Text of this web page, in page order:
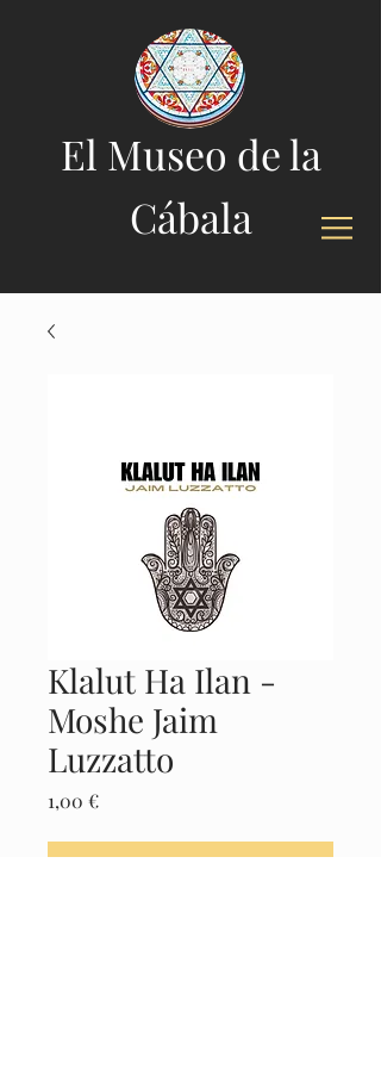
El Museo de la
Cábala
Klalut Ha Ilan -
Moshe Jaim
Luzzatto
1,00 €Precio
Agregar al carrito